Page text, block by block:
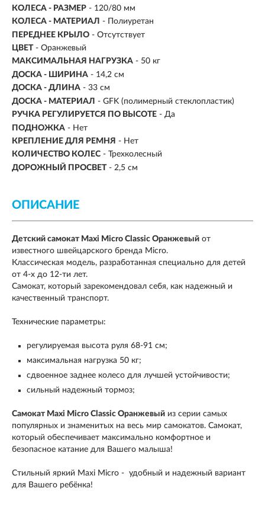
КОЛЕСА - РАЗМЕР - 120/80 мм
КОЛЕСА - МАТЕРИАЛ - Полиуретан
ПЕРЕДНЕЕ КРЫЛО - Отсутствует
ЦВЕТ - Оранжевый
МАКСИМАЛЬНАЯ НАГРУЗКА - 50 кг
ДОСКА - ШИРИНА - 14,2 см
ДОСКА - ДЛИНА - 33 см
ДОСКА - МАТЕРИАЛ - GFK (полимерный стеклопластик)
РУЧКА РЕГУЛИРУЕТСЯ ПО ВЫСОТЕ - Да
ПОДНОЖКА - Нет
КРЕПЛЕНИЕ ДЛЯ РЕМНЯ - Нет
КОЛИЧЕСТВО КОЛЕС - Трехколесный
ДОРОЖНЫЙ ПРОСВЕТ - 2,5 см
ОПИСАНИЕ
Детский самокат Maxi Micro Classic Оранжевый от
известного швейцарского бренда Micro.
Классическая модель, разработанная специально для детей
от 4-х до 12-ти лет.
Самокат, который зарекомендовал себя, как надежный и
качественный транспорт.
Технические параметры:
регулируемая высота руля 68-91 см;
максимальная нагрузка 50 кг;
сдвоенное заднее колесо для лучшей устойчивости;
сильный надежный тормоз;
Самокат Maxi Micro Classic Оранжевый из серии самых
популярных и знаменитых на весь мир самокатов. Самокат,
который обеспечивает максимально комфортное и
безопасное катание для Вашего малыша!
Стильный яркий Maxi Micro - удобный и надежный вариант
для Вашего ребёнка!